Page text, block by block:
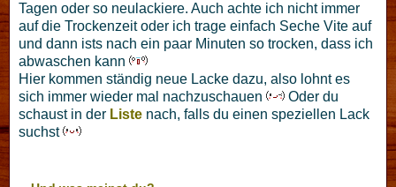
Tagen oder so neulackiere. Auch achte ich nicht immer
auf die Trockenzeit oder ich trage einfach Seche Vite auf
und dann ists nach ein paar Minuten so trocken, dass ich
abwaschen kann
Hier kommen ständig neue Lacke dazu, also lohnt es
sich immer wieder mal nachzuschauen
Oder du
schaust in der Liste nach, falls du einen speziellen Lack
suchst